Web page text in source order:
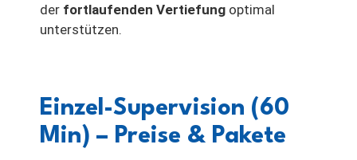
der fortlaufenden Vertiefung optimal
unterstützen.
Einzel-Supervision (60
Min) – Preise & Pakete